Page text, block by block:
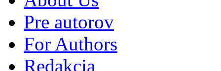
Pre autorov
For Authors
Redakcia